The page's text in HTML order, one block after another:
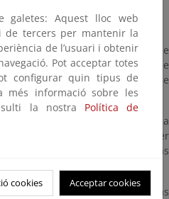
del Reglamento General de
876/2014, de 10 de octubre, se
la solicitud de autorización de
de cuatro años.
de cualquier persona interesada
(20) días hábiles y podrá ser
Demarcación de Costas en días
así como en esta página.
podrán presentar las
galetes: Aquest lloc web
de tercers per mantenir la
de l’usuari i obtenir
Pot acceptar totes
configurar quin tipus de
més informació sobre les
la nostra Política de
cookies Acceptar cookies